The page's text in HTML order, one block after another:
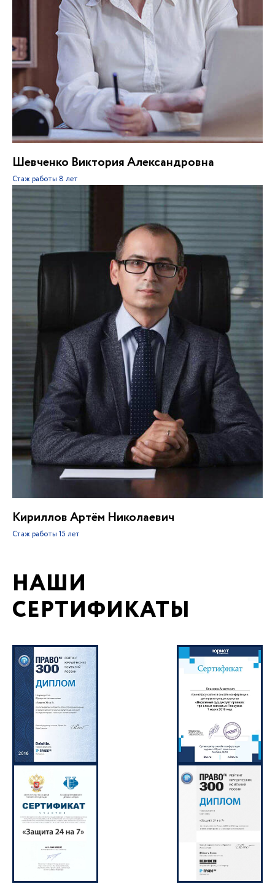
Шевченко Виктория Александровна
Стаж работы 8 лет
Кириллов Артём Николаевич
Стаж работы 15 лет
НАШИ
СЕРТИФИКАТЫ